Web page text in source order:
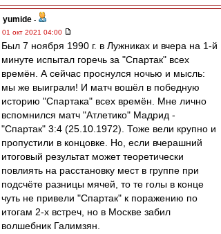
yumide -
01 окт 2021 04:00
Был 7 ноября 1990 г. в Лужниках и вчера на 1-й
минуте испытал горечь за "Спартак" всех
времён. А сейчас проснулся ночью и мысль:
мы же выиграли! И матч вошёл в победную
историю "Спартака" всех времён. Мне лично
вспомнился матч "Атлетико" Мадрид -
"Спартак" 3:4 (25.10.1972). Тоже вели крупно и
пропустили в концовке. Но, если вчерашний
итоговый результат может теоретически
повлиять на расстановку мест в группе при
подсчёте разницы мячей, то те голы в конце
чуть не привели "Спартак" к поражению по
итогам 2-х встреч, но в Москве забил
волшебник Галимзян.